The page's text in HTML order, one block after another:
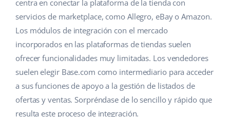
Gestión de envíos
Automatizaciones
Base Connect
IA para e-commerce
Productos infantiles
Electrónica
Piezas de automóviles
Supermercado
Ayuda
Base Academy
Blog
Servicios
Implementación de sistemas
english (GB)
english (IN)
čeština
deutsch
centra en conectar la plataforma de la tienda con
servicios de marketplace, como Allegro, eBay o Amazon.
Los módulos de integración con el mercado
incorporados en las plataformas de tiendas suelen
ofrecer funcionalidades muy limitadas. Los vendedores
suelen elegir Base.com como intermediario para acceder
a sus funciones de apoyo a la gestión de listados de
ofertas y ventas. Sorpréndase de lo sencillo y rápido que
resulta este proceso de integración.